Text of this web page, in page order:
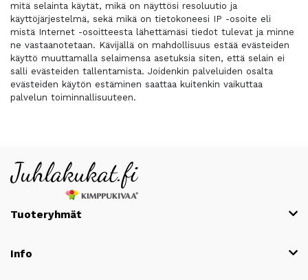
mitä selainta käytät, mikä on näyttösi resoluutio ja
käyttöjärjestelmä, sekä mikä on tietokoneesi IP -osoite eli
mistä Internet -osoitteesta lähettämäsi tiedot tulevat ja minne
ne vastaanotetaan. Kävijällä on mahdollisuus estää evästeiden
käyttö muuttamalla selaimensa asetuksia siten, että selain ei
salli evästeiden tallentamista. Joidenkin palveluiden osalta
evästeiden käytön estäminen saattaa kuitenkin vaikuttaa
palvelun toiminnallisuuteen.
Tuoteryhmät
Info